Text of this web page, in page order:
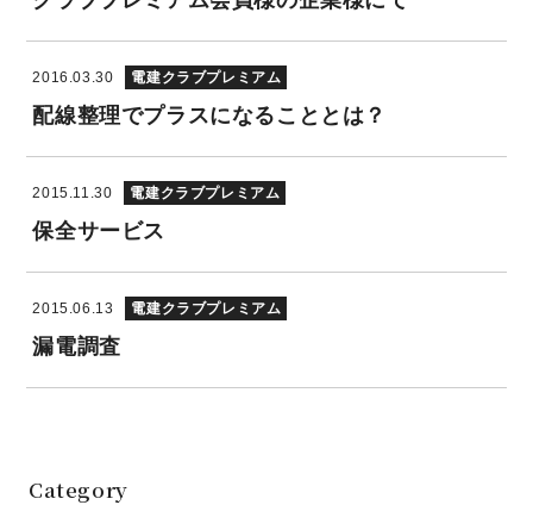
2016.03.30 電建クラブプレミアム
配線整理でプラスになることとは？
2015.11.30 電建クラブプレミアム
保全サービス
2015.06.13 電建クラブプレミアム
漏電調査
Category